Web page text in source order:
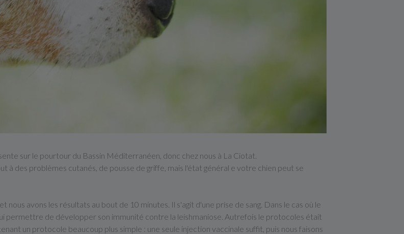
sur le pourtour du Bassin Méditerranéen, donc chez nous à La Ciotat.
à des problèmes cutanés, de pousse de griffe, mais l'état général e votre chien peut se
avons les résultats au bout de 10 minutes. Il s'agit d'une prise de sang. Dans le cas où le
permettre de développer son immunité contre la leishmaniose. Autrefois le protocoles était
un protocole beaucoup plus simple : une seule injection vaccinale suffit, puis nous faisons